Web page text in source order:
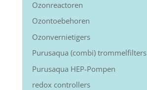
Ozonreactoren
Ozontoebehoren
Ozonvernietigers
Purusaqua (combi) trommelfilters
Purusaqua HEP-Pompen
redox controllers